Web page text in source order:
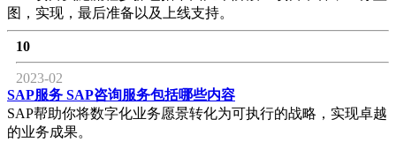
图，实现，最后准备以及上线支持。
10
2023-02
SAP服务 SAP咨询服务包括哪些内容
SAP帮助你将数字化业务愿景转化为可执行的战略，实现卓越
的业务成果。